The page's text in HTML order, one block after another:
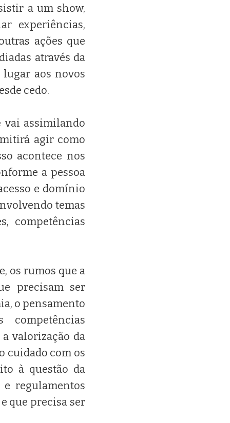
a um show,
experiências,
ações que
através da
aos novos
cedo.
vai assimilando
agir como
acontece nos
a pessoa
e domínio
temas
competências
os rumos que a
precisam ser
o pensamento
valorização da
cuidado com os
à questão da
regulamentos
que precisa ser